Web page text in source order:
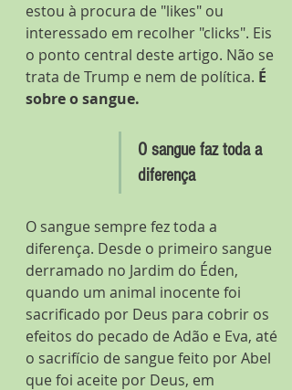
estou à procura de "likes" ou
interessado em recolher "clicks". Eis
o ponto central deste artigo. Não se
trata de Trump e nem de política. É
sobre o sangue.
O sangue faz toda a
diferença
O sangue sempre fez toda a
diferença. Desde o primeiro sangue
derramado no Jardim do Éden,
quando um animal inocente foi
sacrificado por Deus para cobrir os
efeitos do pecado de Adão e Eva, até
o sacrifício de sangue feito por Abel
que foi aceite por Deus, em